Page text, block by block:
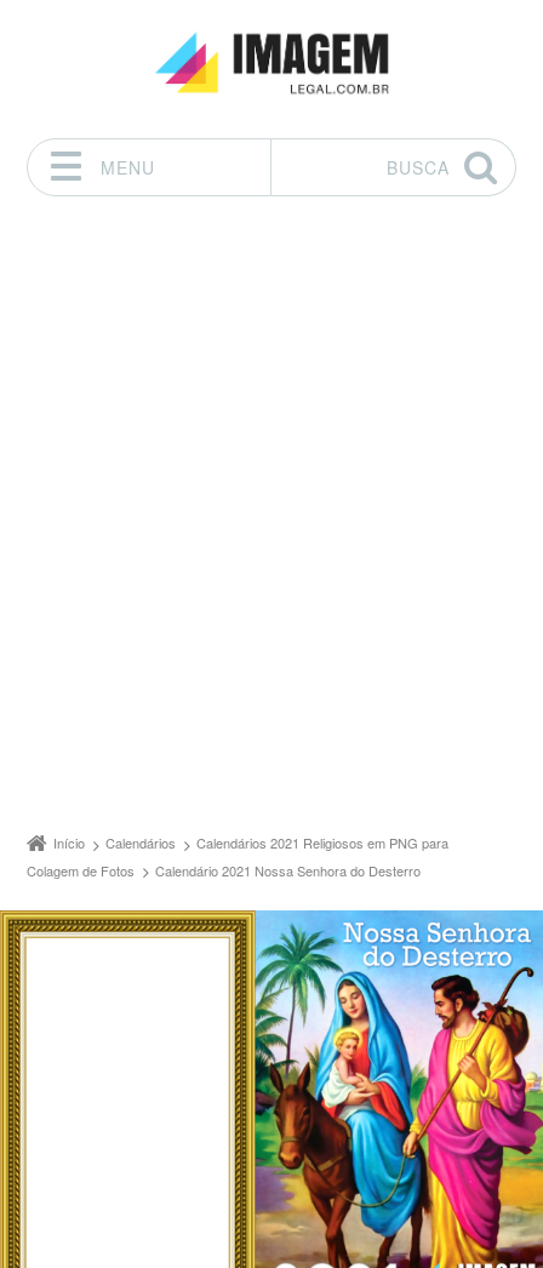
MENU
BUSCA
Início Calendários
Calendários 2021 Religiosos em PNG para
Colagem de Fotos
Calendário 2021 Nossa Senhora do Desterro